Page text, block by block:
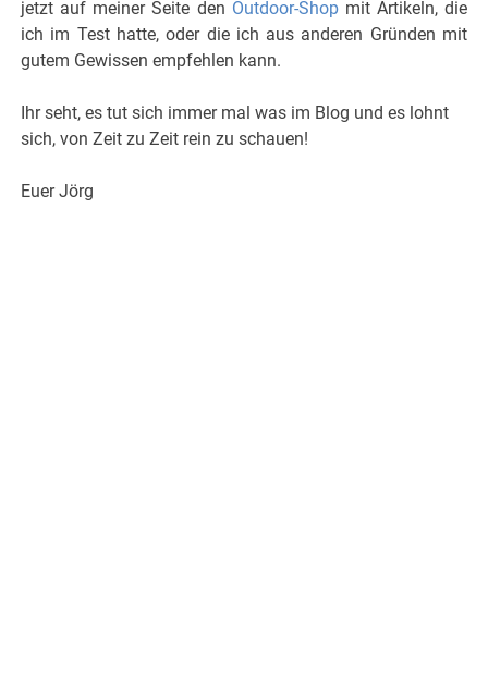
jetzt auf meiner Seite den Outdoor-Shopmit Artikeln, die
ich im Test hatte, oder die ich aus anderen Gründen mit
gutem Gewissen empfehlen kann.
Ihr seht, es tut sich immer mal was im Blog und es lohnt
sich, von Zeit zu Zeit rein zu schauen!
Euer Jörg